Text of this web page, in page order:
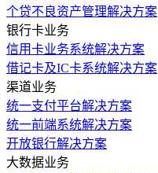
个贷不良资产管理解决方案
银行卡业务
信用卡业务系统解决方案
借记卡及IC卡系统解决方案
渠道业务
统一支付平台解决方案
统一前端系统解决方案
开放银行解决方案
大数据业务